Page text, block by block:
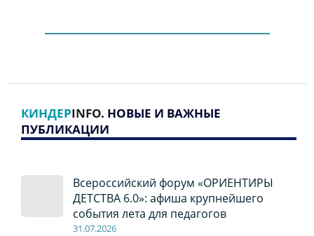
КИНДЕРINFO. НОВЫЕ И ВАЖНЫЕ
ПУБЛИКАЦИИ
Всероссийский форум «ОРИЕНТИРЫ
ДЕТСТВА 6.0»: афиша крупнейшего
события лета для педагогов
31.07.2026